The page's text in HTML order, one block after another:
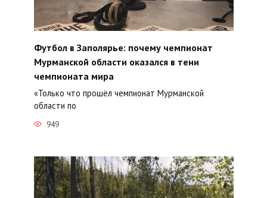
Футбол в Заполярье: почему чемпионат
Мурманской области оказался в тени
чемпионата мира
«Только что прошёл чемпионат Мурманской
области по
949